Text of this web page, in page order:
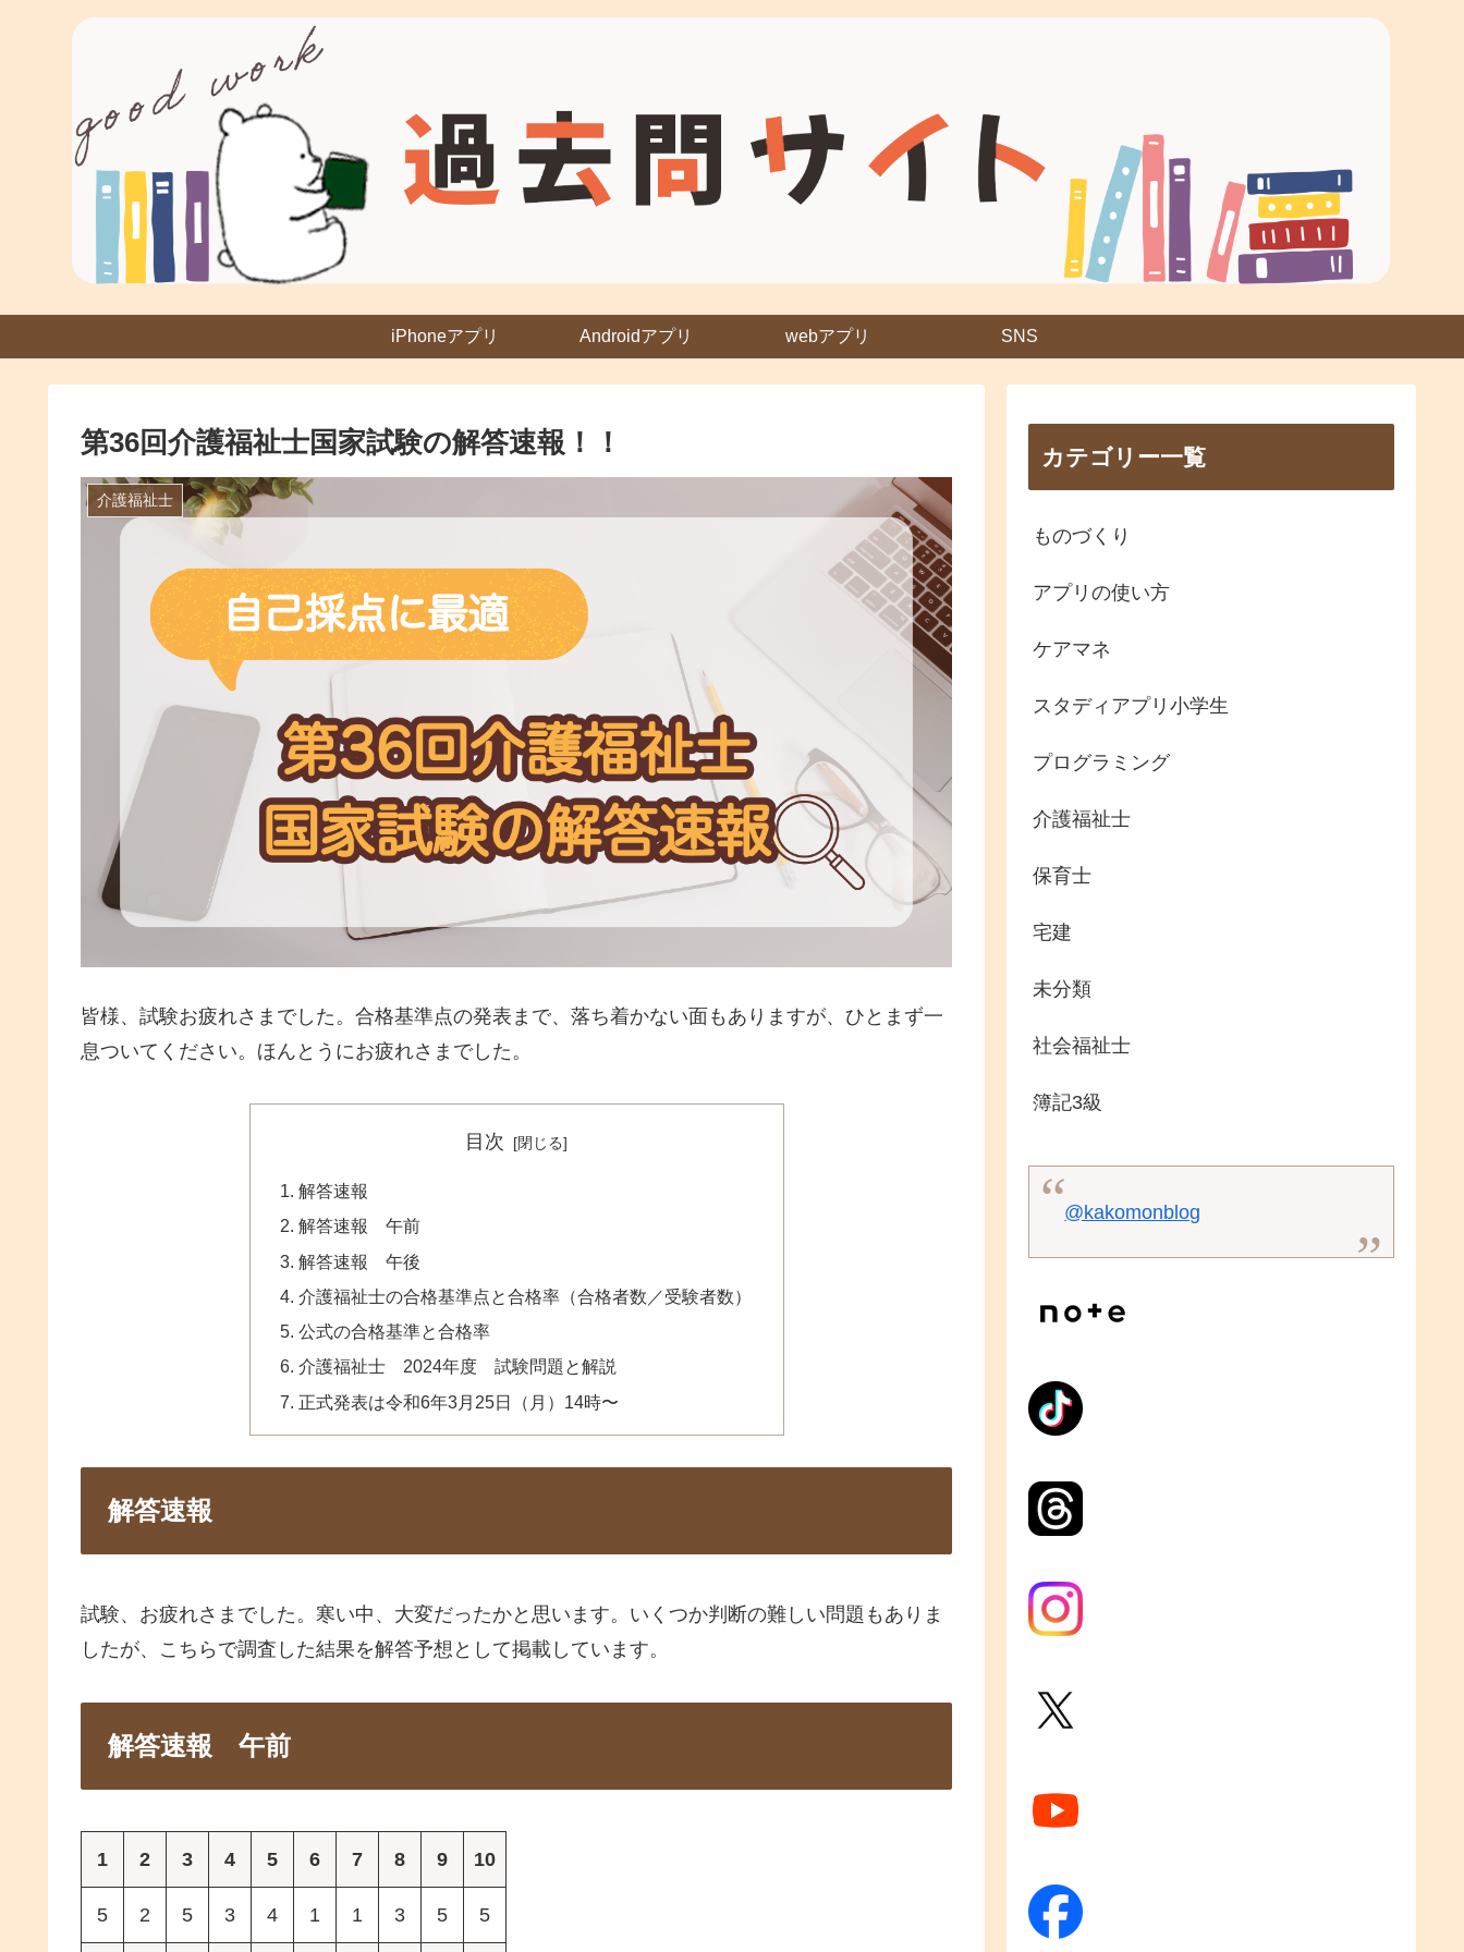
iPhoneアプリ Androidアプリ webアプリ SNS
第36回介護福祉士国家試験の解答速報！！
介護福祉士
皆様、試験お疲れさまでした。合格基準点の発表まで、落ち着かない面もありますが、ひとまず一
息ついてください。ほんとうにお疲れさまでした。
目次
解答速報
解答速報 午前
解答速報 午後
介護福祉士の合格基準点と合格率（合格者数／受験者数）
公式の合格基準と合格率
介護福祉士 2024年度 試験問題と解説
正式発表は令和6年3月25日（月）14時〜
解答速報
試験、お疲れさまでした。寒い中、大変だったかと思います。いくつか判断の難しい問題もありま
したが、こちらで調査した結果を解答予想として掲載しています。
解答速報 午前
1 2 3 4 5 6 7 8 9 10
5 2 5 3 4 1 1 3 5 5
カテゴリー一覧
ものづくり
アプリの使い方
ケアマネ
スタディアプリ小学生
プログラミング
介護福祉士
保育士
宅建
未分類
社会福祉士
簿記3級
@kakomonblog